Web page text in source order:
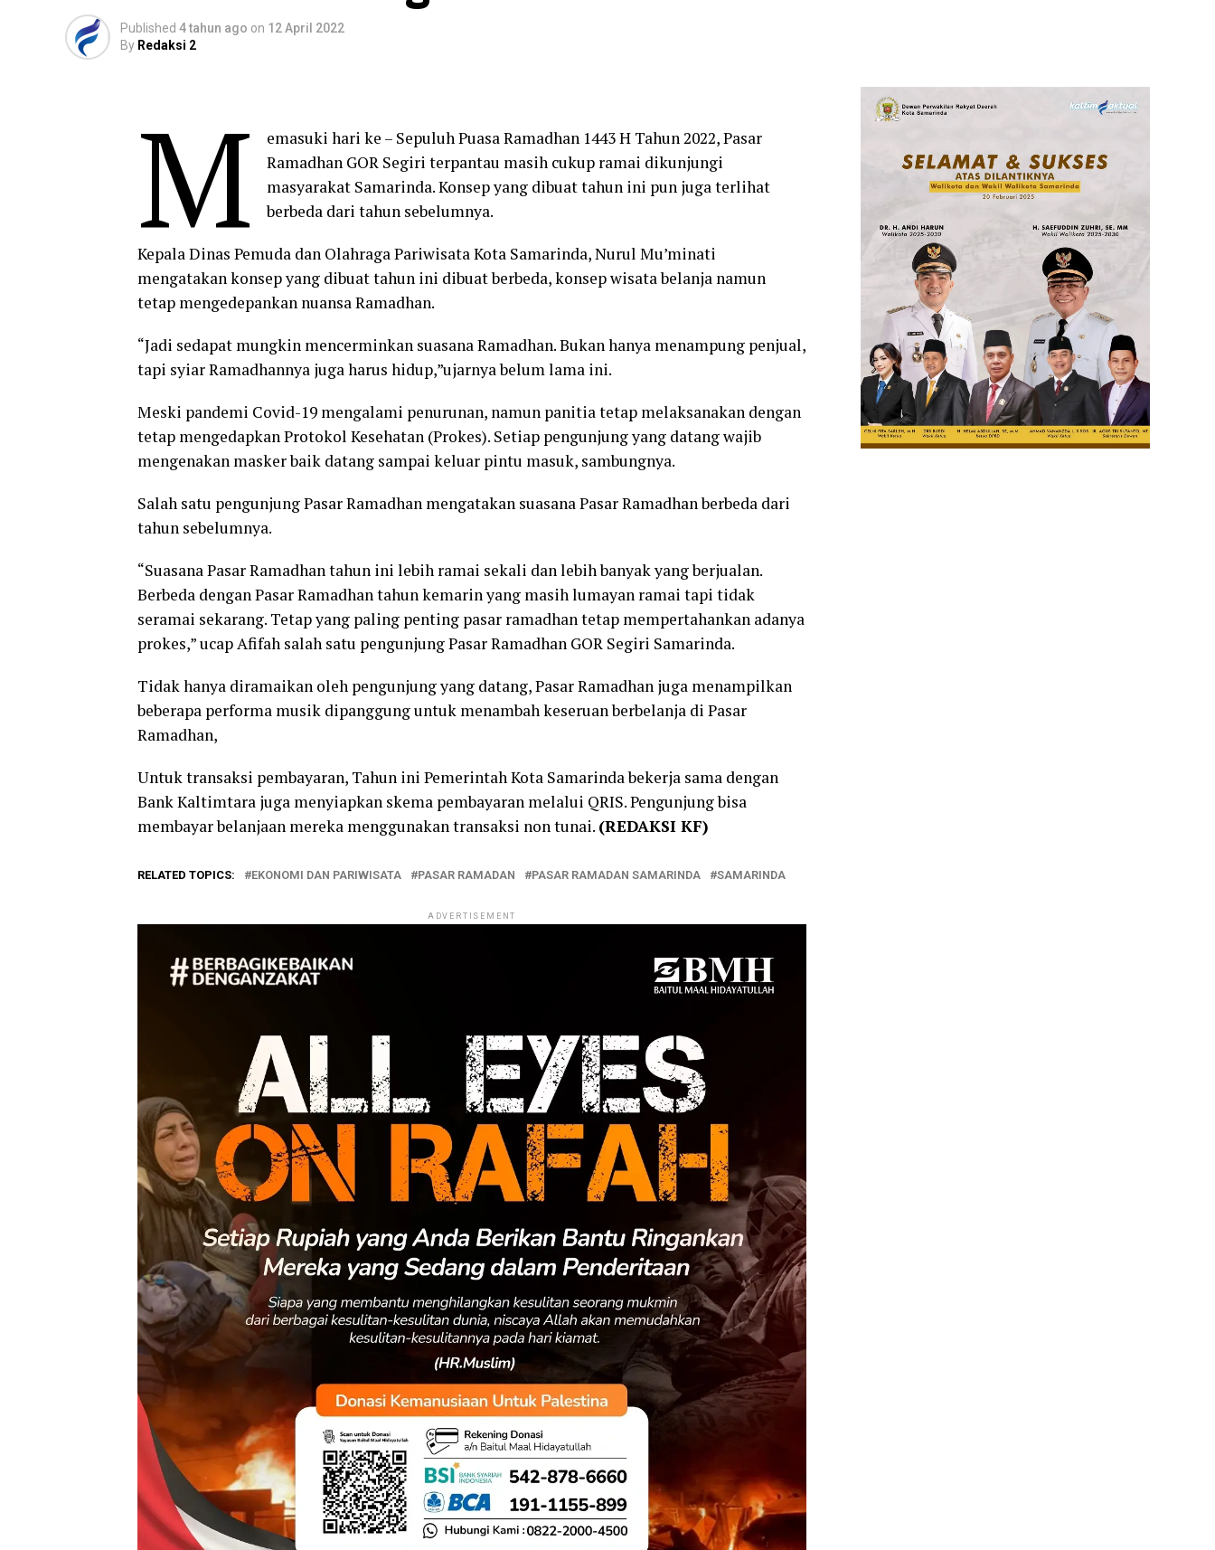
Published 4 tahun ago on 12 April 2022
By Redaksi 2
M
emasuki hari ke – Sepuluh Puasa Ramadhan 1443 H Tahun 2022, Pasar
Ramadhan GOR Segiri terpantau masih cukup ramai dikunjungi
masyarakat Samarinda. Konsep yang dibuat tahun ini pun juga terlihat
berbeda dari tahun sebelumnya.
Kepala Dinas Pemuda dan Olahraga Pariwisata Kota Samarinda, Nurul Mu’minati
mengatakan konsep yang dibuat tahun ini dibuat berbeda, konsep wisata belanja namun
tetap mengedepankan nuansa Ramadhan.
“Jadi sedapat mungkin mencerminkan suasana Ramadhan. Bukan hanya menampung penjual,
tapi syiar Ramadhannya juga harus hidup,”ujarnya belum lama ini.
Meski pandemi Covid-19 mengalami penurunan, namun panitia tetap melaksanakan dengan
tetap mengedapkan Protokol Kesehatan (Prokes). Setiap pengunjung yang datang wajib
mengenakan masker baik datang sampai keluar pintu masuk, sambungnya.
Salah satu pengunjung Pasar Ramadhan mengatakan suasana Pasar Ramadhan berbeda dari
tahun sebelumnya.
“Suasana Pasar Ramadhan tahun ini lebih ramai sekali dan lebih banyak yang berjualan.
Berbeda dengan Pasar Ramadhan tahun kemarin yang masih lumayan ramai tapi tidak
seramai sekarang. Tetap yang paling penting pasar ramadhan tetap mempertahankan adanya
prokes,” ucap Afifah salah satu pengunjung Pasar Ramadhan GOR Segiri Samarinda.
Tidak hanya diramaikan oleh pengunjung yang datang, Pasar Ramadhan juga menampilkan
beberapa performa musik dipanggung untuk menambah keseruan berbelanja di Pasar
Ramadhan,
Untuk transaksi pembayaran, Tahun ini Pemerintah Kota Samarinda bekerja sama dengan
Bank Kaltimtara juga menyiapkan skema pembayaran melalui QRIS. Pengunjung bisa
membayar belanjaan mereka menggunakan transaksi non tunai. (REDAKSI KF)
RELATED TOPICS: EKONOMI DAN PARIWISATA PASAR RAMADAN PASAR RAMADAN SAMARINDA SAMARINDA
ADVERTISEMENT